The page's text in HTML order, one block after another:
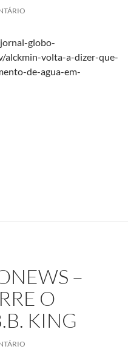
globo-
volta-a-dizer-que-
de-agua-em-
–
O
KING